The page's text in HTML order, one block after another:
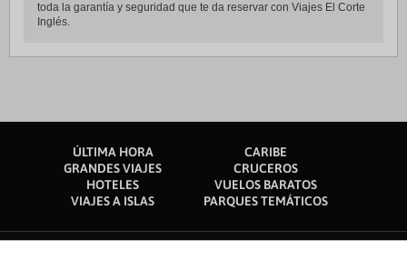
toda la garantía y seguridad que te da reservar con Viajes El Corte
Inglés.
ÚLTIMA HORA
CARIBE
GRANDES VIAJES
CRUCEROS
HOTELES
VUELOS BARATOS
VIAJES A ISLAS
PARQUES TEMÁTICOS